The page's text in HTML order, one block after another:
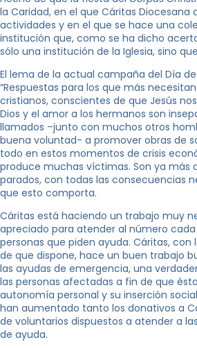
la Caridad, en el que Cáritas Diocesana
actividades y en el que se hace una
institución que, como se ha dicho
sólo una institución de la Iglesia, sino
El lema de la actual campaña del Día
“Respuestas para los que más necesitan
cristianos, conscientes de que Jesús
Dios y el amor a los hermanos son
llamados –junto con muchos otros
buena voluntad- a promover obras de
todo en estos momentos de crisis
produce muchas víctimas. Son ya más
parados, con todas las consecuencias
que esto comporta.
Cáritas está haciendo un trabajo muy
apreciado para atender al número
personas que piden ayuda. Cáritas, con
de que dispone, hace un buen trabajo
las ayudas de emergencia, una
las personas afectadas a fin de que
autonomía personal y su inserción
han aumentado tanto los donativos a
de voluntarios dispuestos a atender a
de ayuda.